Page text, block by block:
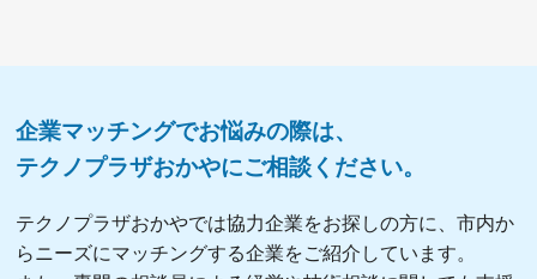
企業マッチングでお悩みの際は、
テクノプラザおかやにご相談ください。
テクノプラザおかやでは協力企業をお探しの方に、市内か
らニーズにマッチングする企業をご紹介しています。